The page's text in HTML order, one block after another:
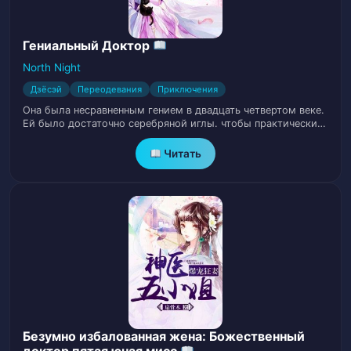
Глава 16. Прибыльное вымогательство
19 Глава 17. Дядя, эти штуки едят люди?
20
Глава 18. Первый намек на
превосходство охотника
Глава 19. Ошеломление убийственной
Глава 20. Откат от встречного удара
Глава 21. Величайший ужас
Глава 22. Заказ на убийство
25 Глава 23. Собирание энергии в теле!
Гениальный Доктор
North Night
Дзёсэй Переодевания Приключения
Она была несравненным гением в двадцать четвертом веке.
Ей было достаточно серебряной иглы. чтобы практически…
Читать
Безумно избалованная жена: Божественный